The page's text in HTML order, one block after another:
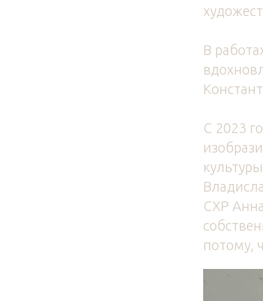
В
С 2023
СХР
потому,